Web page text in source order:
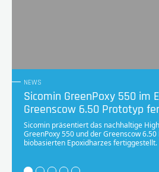
NEWS
Sicomin GreenPoxy 550 im
Greenscow 6.50 Prototyp
Sicomin präsentiert das nachhaltige
GreenPoxy 550 und der Greenscow
biobasierten Epoxidharzes fertiggestellt.